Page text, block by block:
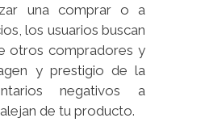
una comprar o a
los usuarios buscan
otros compradores y
y prestigio de la
negativos a
de tu producto.